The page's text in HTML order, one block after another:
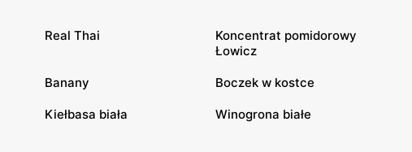
Real Thai
Koncentrat pomidorowy
Łowicz
Banany Boczek w kostce
Kiełbasa biała Winogrona białe